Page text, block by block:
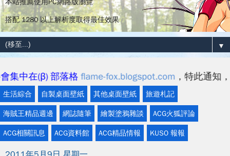
搭配 1280 以上解析度取得最佳效果
▼
落格flame-fox.blogspot.com，特此通知，感謝各位。
生活綜合 自製桌面壁紙 其他桌面壁紙 旅遊札記
海賊王精品週邊 網誌隨筆 繪製塗鴉雜談 ACG火狐評論
ACG相關訊息 ACG資料館 ACG精品情報 KUSO 報報